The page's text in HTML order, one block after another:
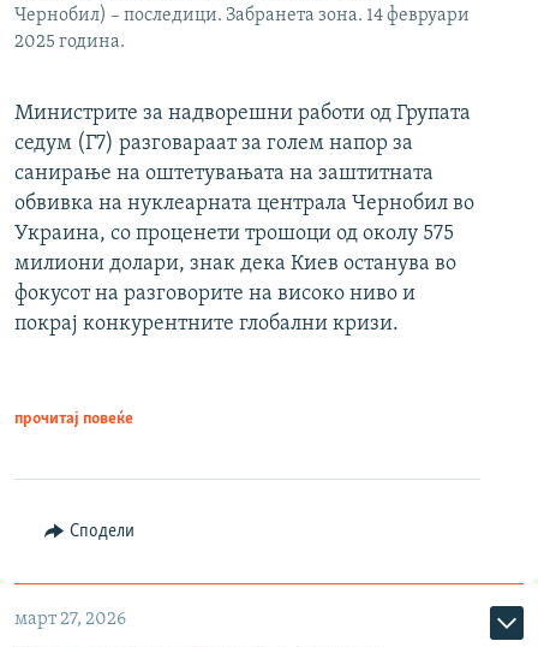
Чернобил) – последици. Забранета зона. 14 февруари
2025 година.
Министрите за надворешни работи од Групата
седум (Г7) разговараат за голем напор за
санирање на оштетувањата на заштитната
обвивка на нуклеарната централа Чернобил во
Украина, со проценети трошоци од околу 575
милиони долари, знак дека Киев останува во
фокусот на разговорите на високо ниво и
покрај конкурентните глобални кризи.
прочитај повеќе
Сподели
март 27, 2026